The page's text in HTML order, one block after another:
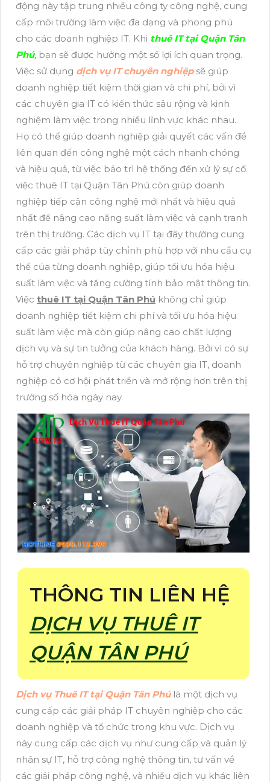
động này tập trung nhiều công ty công nghệ, cung
cấp môi trường làm việc đa dạng và phong phú
cho các doanh nghiệp IT. Khi thuê IT tại Quận Tân
Phú, bạn sẽ được hưởng một số lợi ích quan trọng.
Việc sử dụng dịch vụ IT chuyên nghiệpsẽ giúp
doanh nghiệp tiết kiệm thời gian và chi phí, bởi vì
các chuyên gia IT có kiến thức sâu rộng và kinh
nghiệm làm việc trong nhiều lĩnh vực khác nhau.
Họ có thể giúp doanh nghiệp giải quyết các vấn đề
liên quan đến công nghệ một cách nhanh chóng
và hiệu quả, từ việc bảo trì hệ thống đến xử lý sự cố.
việc thuê IT tại Quận Tân Phú còn giúp doanh
nghiệp tiếp cận công nghệ mới nhất và hiệu quả
nhất để nâng cao năng suất làm việc và cạnh tranh
trên thị trường. Các dịch vụ IT tại đây thường cung
cấp các giải pháp tùy chỉnh phù hợp với nhu cầu cụ
thể của từng doanh nghiệp, giúp tối ưu hóa hiệu
suất làm việc và tăng cường tính bảo mật thông tin.
Việc thuê IT tại Quận Tân Phú không chỉ giúp
doanh nghiệp tiết kiệm chi phí và tối ưu hóa hiệu
suất làm việc mà còn giúp nâng cao chất lượng
dịch vụ và sự tin tưởng của khách hàng. Bởi vì có sự
hỗ trợ chuyên nghiệp từ các chuyên gia IT, doanh
nghiệp có cơ hội phát triển và mở rộng hơn trên thị
trường số hóa ngày nay.
THÔNG TIN LIÊN HỆ
DỊCH VỤ THUÊ IT
QUẬN TÂN PHÚ
Dịch vụ Thuê IT tại Quận Tân Phúlà một dịch vụ
cung cấp các giải pháp IT chuyên nghiệp cho các
doanh nghiệp và tổ chức trong khu vực. Dịch vụ
này cung cấp các dịch vụ như cung cấp và quản lý
nhân sự IT, hỗ trợ công nghệ thông tin, tư vấn về
các giải pháp công nghệ, và nhiều dịch vụ khác liên